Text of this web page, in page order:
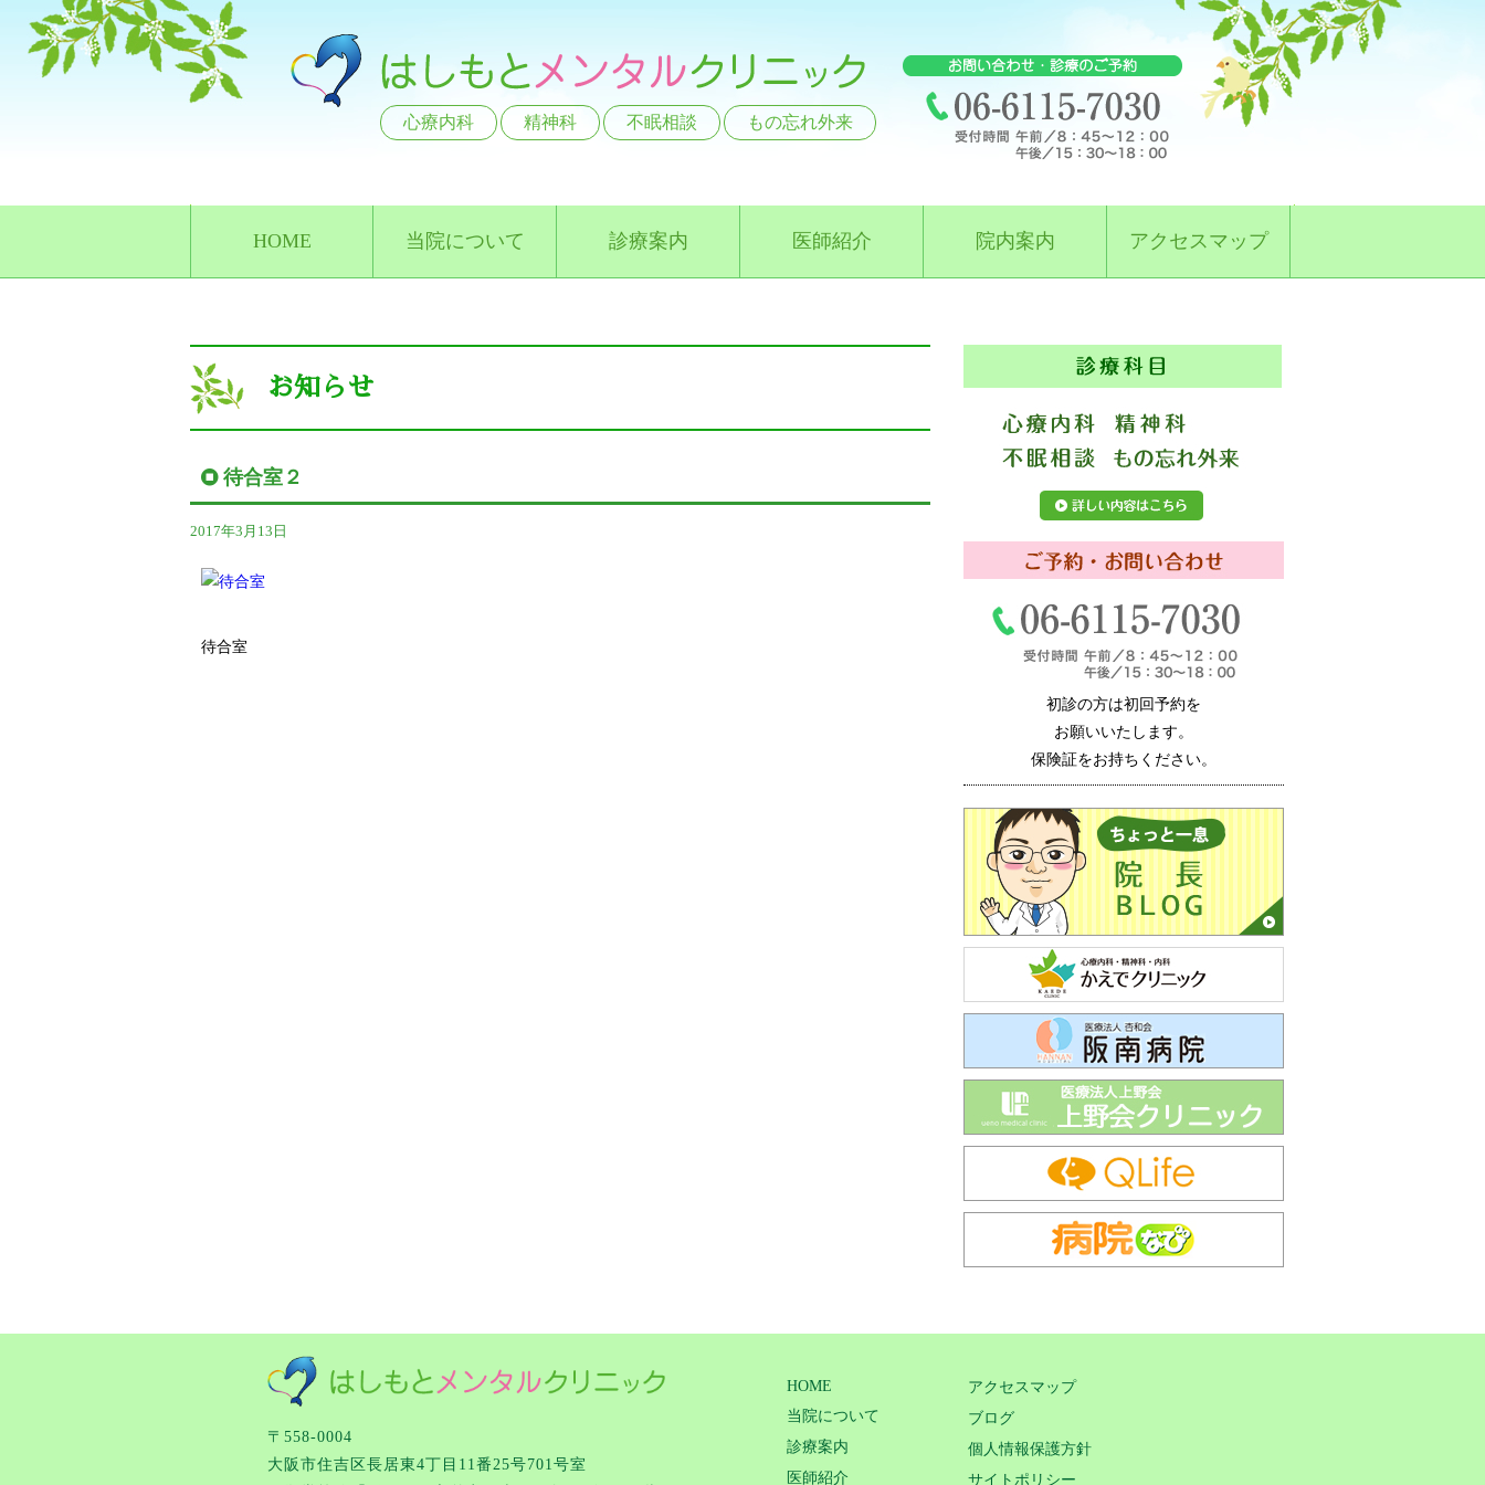
心療内科 精神科 不眠相談 もの忘れ外来
HOME 当院について 診療案内 医師紹介 院内案内 アクセスマップ
お知らせ
待合室２
2017年3月13日
待合室
初診の方は初回予約を
お願いいたします。
保険証をお持ちください。
〒558-0004
大阪市住吉区長居東4丁目11番25号701号室
HOME
当院について
診療案内
医師紹介
アクセスマップ
ブログ
個人情報保護方針
サイトポリシー